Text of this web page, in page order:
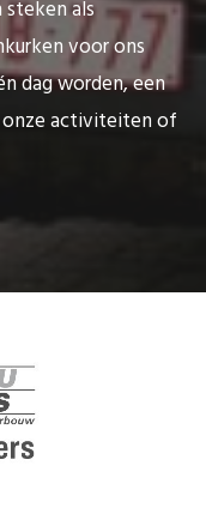
steken als
voor ons
dag worden, een
onze activiteiten of